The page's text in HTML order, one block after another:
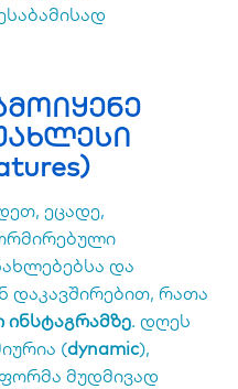
ეცადე,
და
დაკავშირებით, რათა
ინსტაგრამზე. დღეს
(dynamic),
მუდმივად